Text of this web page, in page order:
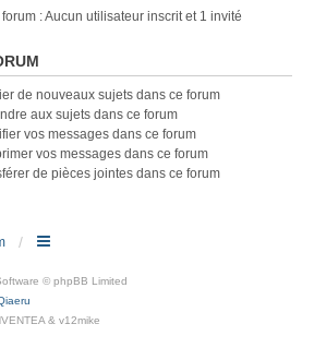
: Aucun utilisateur inscrit et 1 invité
de nouveaux sujets dans ce forum
aux sujets dans ce forum
vos messages dans ce forum
vos messages dans ce forum
de pièces jointes dans ce forum
© phpBB Limited
& v12mike